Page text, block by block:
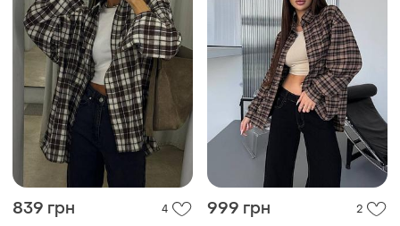
839 грн 4 999 грн 2